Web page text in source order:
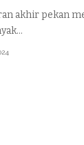
akhir pekan